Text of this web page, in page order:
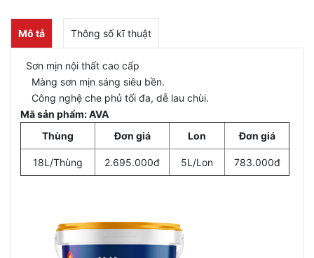
Mô tả Thông số kĩ thuật
Sơn mịn nội thất cao cấp
Màng sơn mịn sáng siêu bền.
Công nghệ che phủ tối đa, dễ lau chùi.
Mã sản phẩm: AVA
Thùng
Đơn giá Lon Đơn giá
18L/Thùng 2.695.000đ 5L/Lon 783.000đ